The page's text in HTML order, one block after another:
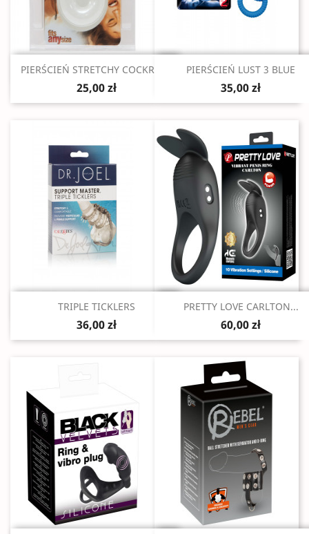
Szybki podgląd
PIERŚCIEŃ STRETCHY COCKRING
25,00 zł
Szybki podgląd
PIERŚCIEŃ LUST 3 BLUE
35,00 zł
Szybki podgląd
TRIPLE TICKLERS
36,00 zł
Szybki podgląd
PRETTY LOVE CARLTON...
60,00 zł